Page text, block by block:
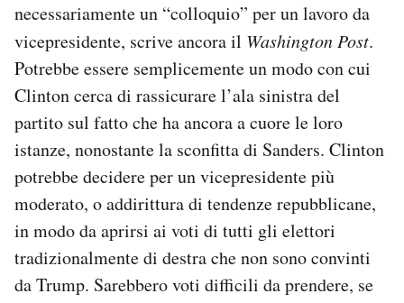
necessariamente un “colloquio” per un lavoro da
vicepresidente, scrive ancora il Washington Post.
Potrebbe essere semplicemente un modo con cui
Clinton cerca di rassicurare l’ala sinistra del
partito sul fatto che ha ancora a cuore le loro
istanze, nonostante la sconfitta di Sanders. Clinton
potrebbe decidere per un vicepresidente più
moderato, o addirittura di tendenze repubblicane,
in modo da aprirsi ai voti di tutti gli elettori
tradizionalmente di destra che non sono convinti
da Trump. Sarebbero voti difficili da prendere, se